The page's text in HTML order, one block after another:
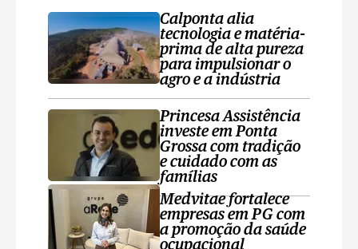
Calponta alia
tecnologia e matéria-
prima de alta pureza
para impulsionar o
agro e a indústria
Princesa Assistência
investe em Ponta
Grossa com tradição
e cuidado com as
famílias
Medvitae fortalece
empresas em PG com
a promoção da saúde
ocupacional